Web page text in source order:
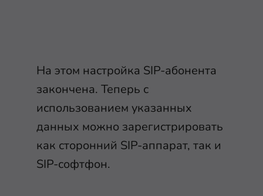
На этом настройка SIP-абонента
закончена. Теперь с
использованием указанных
данных можно зарегистрировать
как сторонний SIP-аппарат, так и
SIP-софтфон.